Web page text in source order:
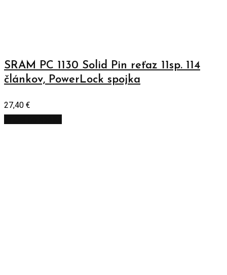
SRAM PC 1130 Solid Pin reťaz 11sp. 114
článkov, PowerLock spojka
27,40 €